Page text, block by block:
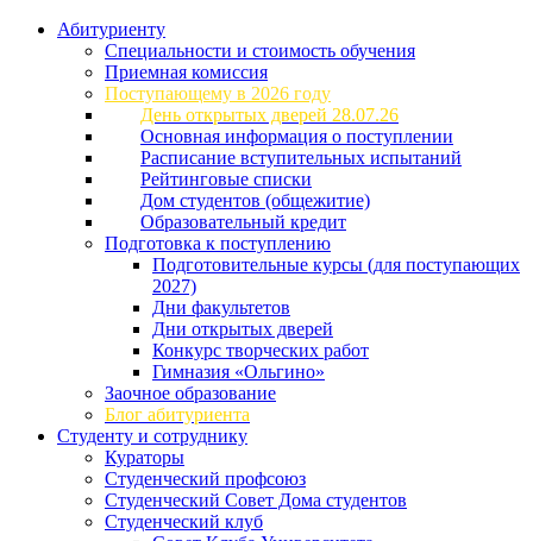
Абитуриенту
Специальности и стоимость обучения
Приемная комиссия
Поступающему в 2026 году
День открытых дверей 28.07.26
Основная информация о поступлении
Расписание вступительных испытаний
Рейтинговые списки
Дом студентов (общежитие)
Образовательный кредит
Подготовка к поступлению
Подготовительные курсы (для поступающих
2027)
Дни факультетов
Дни открытых дверей
Конкурс творческих работ
Гимназия «Ольгино»
Заочное образование
Блог абитуриента
Студенту и сотруднику
Кураторы
Студенческий профсоюз
Студенческий Совет Дома студентов
Студенческий клуб